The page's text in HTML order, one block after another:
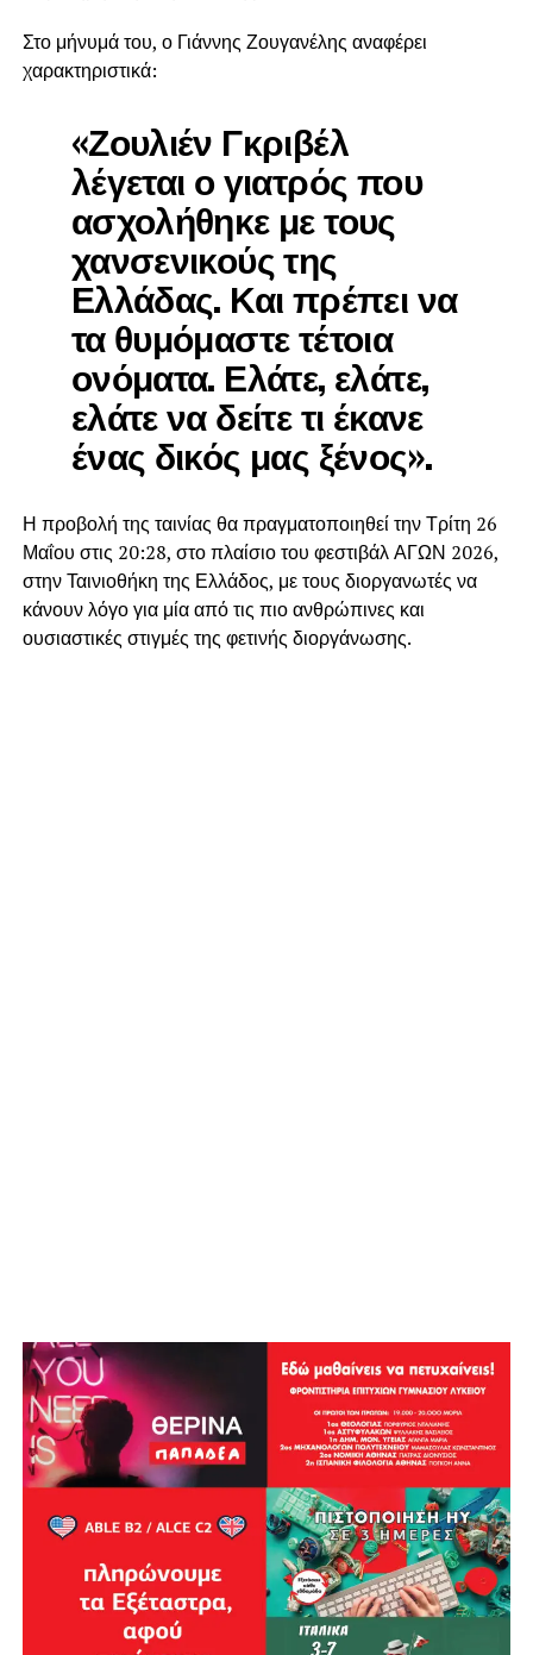
Στο μήνυμά του, ο Γιάννης Ζουγανέλης αναφέρει
χαρακτηριστικά:
«Ζουλιέν Γκριβέλ
λέγεται ο γιατρός που
ασχολήθηκε με τους
χανσενικούς της
Ελλάδας. Και πρέπει να
τα θυμόμαστε τέτοια
ονόματα. Ελάτε, ελάτε,
ελάτε να δείτε τι έκανε
ένας δικός μας ξένος».
Η προβολή της ταινίας θα πραγματοποιηθεί την Τρίτη 26
Μαΐου στις 20:28, στο πλαίσιο του φεστιβάλ ΑΓΩΝ 2026,
στην Ταινιοθήκη της Ελλάδος, με τους διοργανωτές να
κάνουν λόγο για μία από τις πιο ανθρώπινες και
ουσιαστικές στιγμές της φετινής διοργάνωσης.